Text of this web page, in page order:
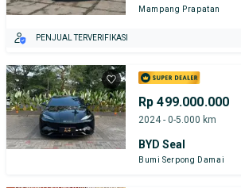
Mampang Prapatan
PENJUAL TERVERIFIKASI
Rp 499.000.000
2024 - 0-5.000 km
BYD Seal
Bumi Serpong Damai